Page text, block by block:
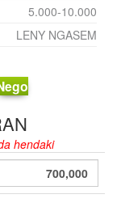
5.000-10.000
LENY NGASEM
hendaki